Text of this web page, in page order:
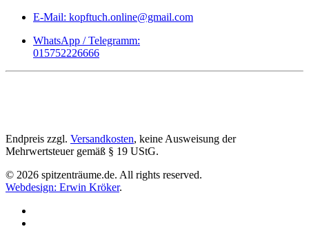
E-Mail: kopftuch.online@gmail.com
WhatsApp / Telegramm:
015752226666
Endpreis zzgl. Versandkosten, keine Ausweisung der
Mehrwertsteuer gemäß § 19 UStG.
© 2026 spitzenträume.de. All rights reserved.
Webdesign: Erwin Kröker.